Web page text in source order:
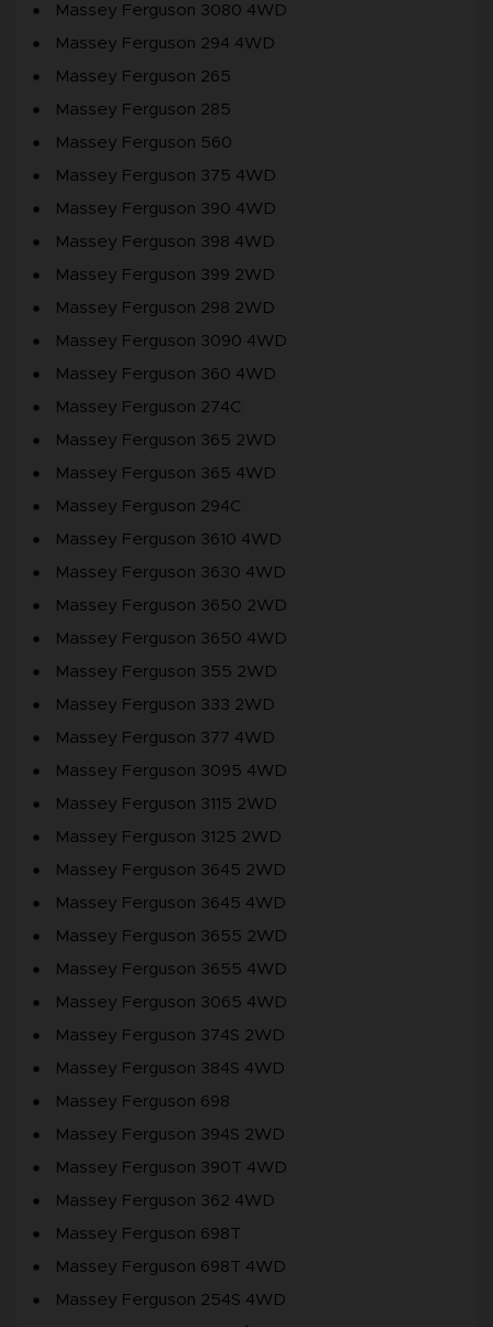
Massey Ferguson 3080 4WD
Massey Ferguson 294 4WD
Massey Ferguson 265
Massey Ferguson 285
Massey Ferguson 560
Massey Ferguson 375 4WD
Massey Ferguson 390 4WD
Massey Ferguson 398 4WD
Massey Ferguson 399 2WD
Massey Ferguson 298 2WD
Massey Ferguson 3090 4WD
Massey Ferguson 360 4WD
Massey Ferguson 274C
Massey Ferguson 365 2WD
Massey Ferguson 365 4WD
Massey Ferguson 294C
Massey Ferguson 3610 4WD
Massey Ferguson 3630 4WD
Massey Ferguson 3650 2WD
Massey Ferguson 3650 4WD
Massey Ferguson 355 2WD
Massey Ferguson 333 2WD
Massey Ferguson 377 4WD
Massey Ferguson 3095 4WD
Massey Ferguson 3115 2WD
Massey Ferguson 3125 2WD
Massey Ferguson 3645 2WD
Massey Ferguson 3645 4WD
Massey Ferguson 3655 2WD
Massey Ferguson 3655 4WD
Massey Ferguson 3065 4WD
Massey Ferguson 374S 2WD
Massey Ferguson 384S 4WD
Massey Ferguson 698
Massey Ferguson 394S 2WD
Massey Ferguson 390T 4WD
Massey Ferguson 362 4WD
Massey Ferguson 698T
Massey Ferguson 698T 4WD
Massey Ferguson 254S 4WD